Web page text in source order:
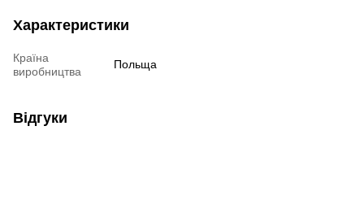
Характеристики
Країна
виробництва
Польща
Відгуки